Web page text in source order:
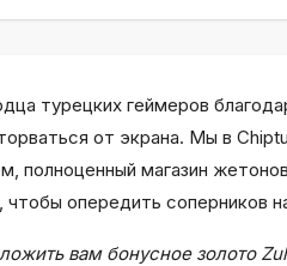
турецких геймеров
от экрана. Мы в
полноценный магазин
опередить соперников
вам бонусное золото